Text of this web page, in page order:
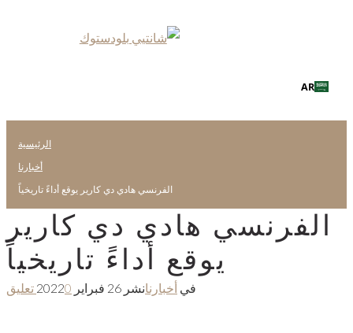
AR
الرئيسية
أخبارنا
الفرنسي هادي دي كارير يوقع أداءً تاريخياً
الفرنسي هادي دي كارير
يوقع أداءً تاريخياً
أخبارنانشر26 فبراير 2022 0 تعليق